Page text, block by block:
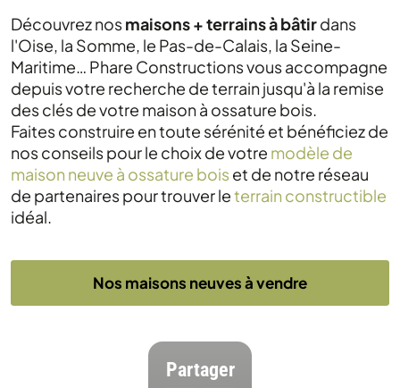
Découvrez nosmaisons + terrains à bâtirdans
l'Oise, la Somme, le Pas-de-Calais, la Seine-
Maritime… Phare Constructions vous accompagne
depuis votre recherche de terrain jusqu'à la remise
des clés de votre maison à ossature bois.
Faites construire en toute sérénité et bénéficiez de
nos conseils pour le choix de votre modèle de
maison neuve à ossature bois et de notre réseau
de partenaires pour trouver leterrain constructible
idéal.
Nos maisons neuves à vendre
Partager